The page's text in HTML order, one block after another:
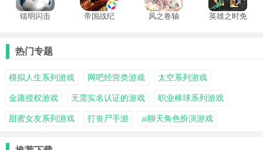
镭明闪击 帝国战纪 风之卷轴
英雄之时免
热门专题
模拟人生系列游戏 网吧经营类游戏 太空系列游戏
金庸授权游戏 无需实名认证的游戏 职业棒球系列游戏
甜蜜女友系列游戏 打丧尸手游 ai聊天角色扮演游戏